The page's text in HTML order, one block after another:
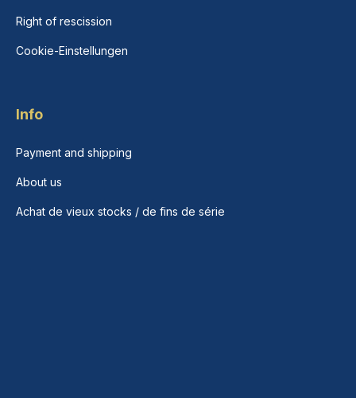
Right of rescission
Cookie-Einstellungen
Info
Payment and shipping
About us
Achat de vieux stocks / de fins de série